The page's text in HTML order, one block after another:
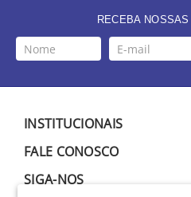
RECEBA
INSTITUCIONAIS
FALE CONOSCO
SIGA-NOS